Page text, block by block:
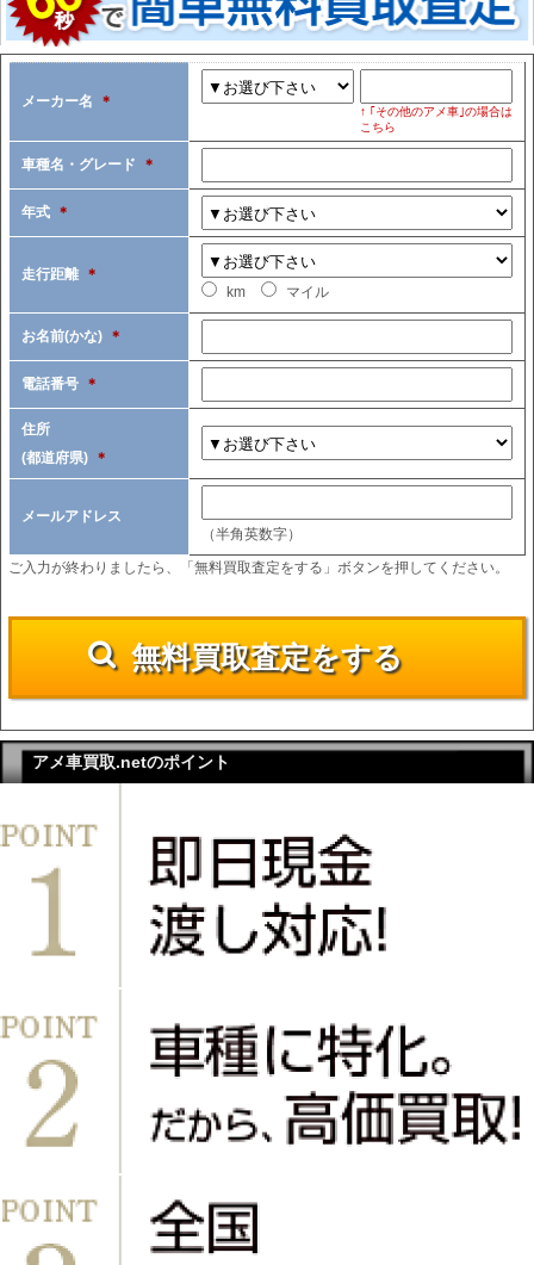
メーカー名 ＊
↑ ｢その他のアメ車｣の場合は
こちら
車種名・グレード ＊
年式 ＊
走行距離 ＊
km
マイル
お名前(かな) ＊
電話番号 ＊
住所
(都道府県) ＊
メールアドレス
（半角英数字）
ご入力が終わりましたら、「無料買取査定をする」ボタンを押してください。
アメ車買取.netのポイント